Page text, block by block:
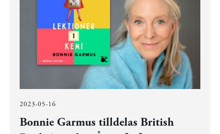
2023-05-16
Bonnie Garmus tilldelas British